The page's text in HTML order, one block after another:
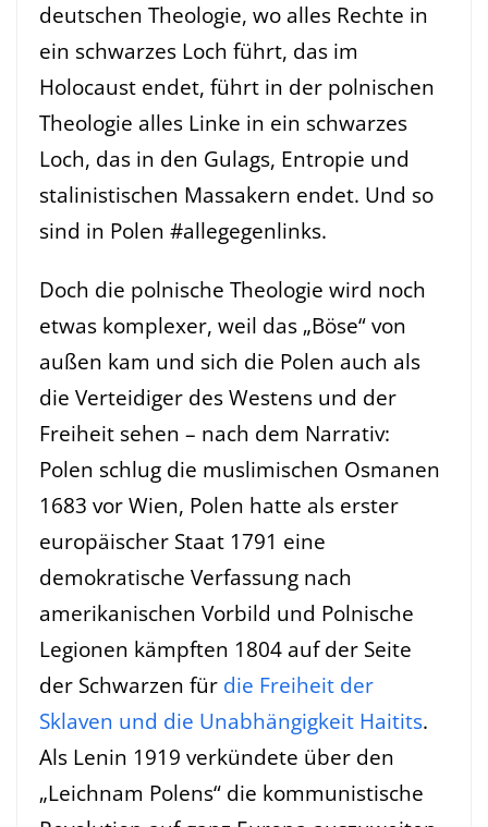
deutschen Theologie, wo alles Rechte in
ein schwarzes Loch führt, das im
Holocaust endet, führt in der polnischen
Theologie alles Linke in ein schwarzes
Loch, das in den Gulags, Entropie und
stalinistischen Massakern endet. Und so
sind in Polen #allegegenlinks.
Doch die polnische Theologie wird noch
etwas komplexer, weil das „Böse“ von
außen kam und sich die Polen auch als
die Verteidiger des Westens und der
Freiheit sehen – nach dem Narrativ:
Polen schlug die muslimischen Osmanen
1683 vor Wien, Polen hatte als erster
europäischer Staat 1791 eine
demokratische Verfassung nach
amerikanischen Vorbild und Polnische
Legionen kämpften 1804 auf der Seite
der Schwarzen für die Freiheit der
Sklaven und die Unabhängigkeit Haitits.
Als Lenin 1919 verkündete über den
„Leichnam Polens“ die kommunistische